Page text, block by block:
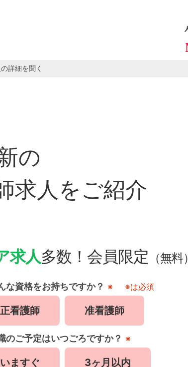
詳細を聞く
の
求人をご紹介
求人多数！会員限定 （無料）
な資格をお持ちですか？ ※ ※は必須
正看護師 准看護師
のご予定はいつごろですか？ ※
いますぐ 3ヶ月以内